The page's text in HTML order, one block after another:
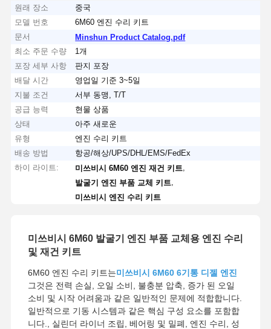
원래 장소
중국
모델 번호
6M60 엔진 수리 키트
문서
Minshun Product Catalog.pdf
최소 주문 수량
1개
포장 세부 사항
판지 포장
배달 시간
영업일 기준 3~5일
지불 조건
서부 동맹, T/T
공급 능력
현물 상품
상태
아주 새로운
유형
엔진 수리 키트
배송 방법
항공/해상/UPS/DHL/EMS/FedEx
하이 라이트:
미쓰비시 6M60 엔진 재건 키트
발굴기 엔진 부품 교체 키트
미쓰비시 엔진 수리 키트
미쓰비시 6M60 발굴기 엔진 부품 교체용 엔진 수리
및 재건 키트
6M60 엔진 수리 키트는미쓰비시 6M60 6기통 디젤 엔진
그것은 전력 손실, 오일 소비, 불충분 압축, 증가 된 오일
소비 및 시작 어려움과 같은 일반적인 문제에 적합합니다.
일반적으로 기동 시스템과 같은 핵심 구성 요소를 포함합
니다., 실린더 라이너 조립, 베어링 및 밀폐, 엔진 수리, 성